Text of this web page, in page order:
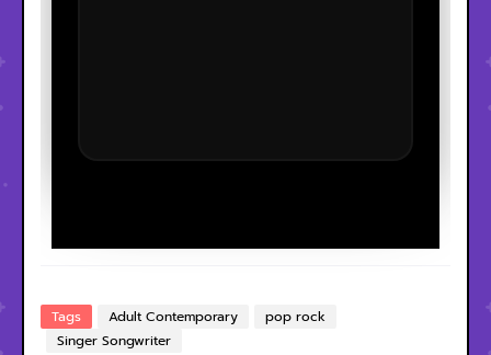
Tags Adult Contemporary
pop rock
Singer Songwriter